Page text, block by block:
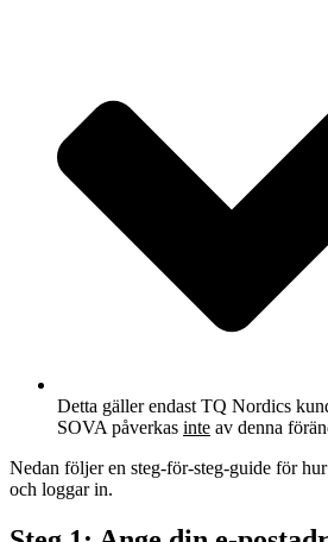
Detta gäller endast TQ Nordics
SOVA påverkas inte av denna
Nedan följer en steg-för-steg-guide för
och loggar in.